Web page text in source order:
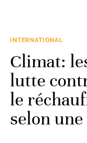
INTERNATIONAL
Climat:
lutte
le
selon